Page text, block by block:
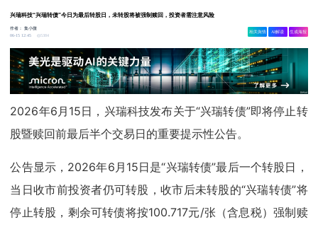
兴瑞科技“兴瑞转债”今日为最后转股日，未转股将被强制赎回，投资者需注意风险
作者：集小微
06-15 12:45
5384
相关舆情 AI解读 生成海报
2026年6月15日，兴瑞科技发布关于“兴瑞转债”即将停止转
股暨赎回前最后半个交易日的重要提示性公告。
公告显示，2026年6月15日是“兴瑞转债”最后一个转股日，
当日收市前投资者仍可转股，收市后未转股的“兴瑞转债”将
停止转股，剩余可转债将按100.717元/张（含息税）强制赎